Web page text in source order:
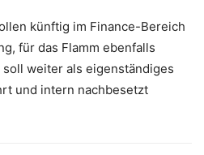
künftig im Finance-Bereich
für das Flamm ebenfalls
weiter als eigenständiges
und intern nachbesetzt